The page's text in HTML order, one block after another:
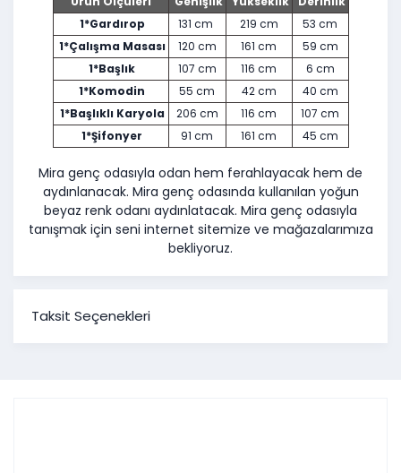
1*Gardırop 131 cm 219 cm
53 cm
1*Çalışma Masası 120 cm 161 cm
59 cm
1*Başlık 107 cm 116 cm
6 cm
1*Komodin 55 cm 42 cm
40 cm
1*Başlıklı Karyola 206 cm 116 cm
107 cm
1*Şifonyer 91 cm 161 cm 45 cm
Mira genç odasıyla odan hem ferahlayacak hem de
aydınlanacak. Mira genç odasında kullanılan yoğun
beyaz renk odanı aydınlatacak. Mira genç odasıyla
tanışmak için seni internet sitemize ve mağazalarımıza
bekliyoruz.
Taksit Seçenekleri